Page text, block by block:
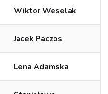
Wiktor Weselak
Jacek Paczos
Lena Adamska